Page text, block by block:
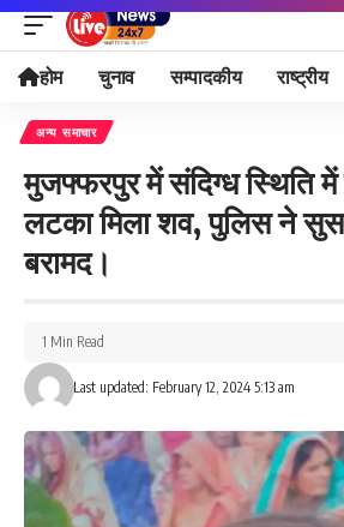
होम चुनाव सम्पादकीय राष्ट्रीय
अन्य समाचार
मुजफ्फरपुर में संदिग्ध स्थिति
लटका मिला शव, पुलिस ने
बरामद।
Last updated: February 12, 2024 5:13 am
1 Min Read